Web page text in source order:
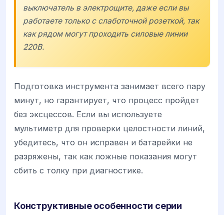
выключатель в электрощите, даже если вы
работаете только с слаботочной розеткой, так
как рядом могут проходить силовые линии
220В.
Подготовка инструмента занимает всего пару
минут, но гарантирует, что процесс пройдет
без эксцессов. Если вы используете
мультиметр для проверки целостности линий,
убедитесь, что он исправен и батарейки не
разряжены, так как ложные показания могут
сбить с толку при диагностике.
Конструктивные особенности серии